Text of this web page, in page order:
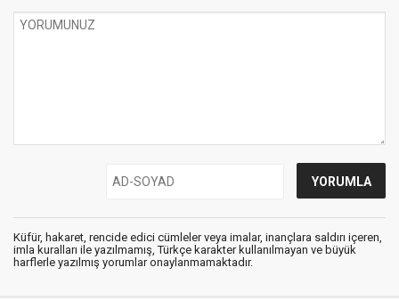
Küfür, hakaret, rencide edici cümleler veya imalar, inançlara saldırı içeren,
imla kuralları ile yazılmamış, Türkçe karakter kullanılmayan ve büyük
harflerle yazılmış yorumlar onaylanmamaktadır.